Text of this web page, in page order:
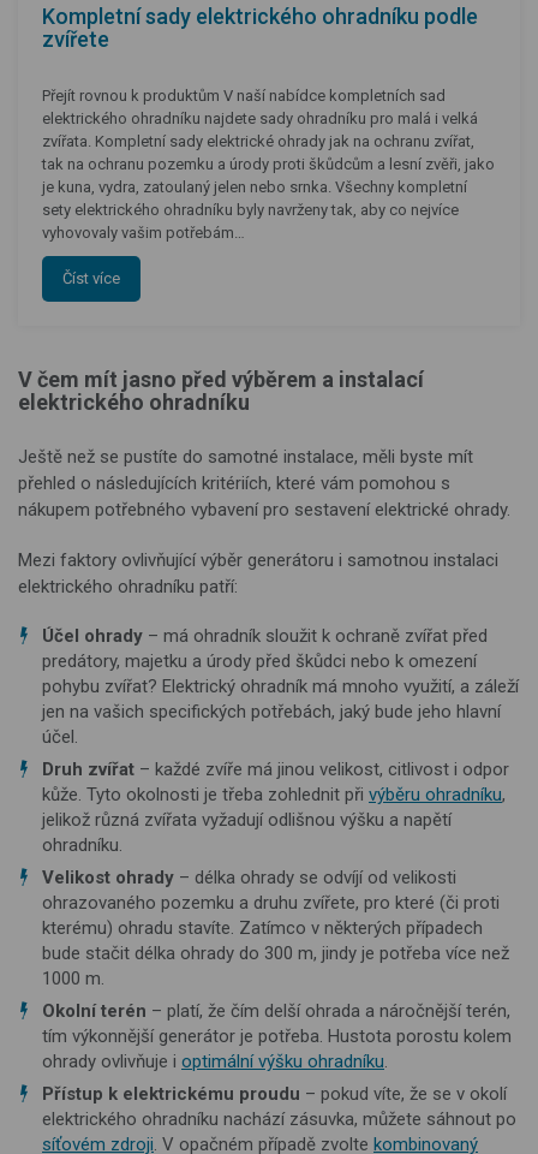
Kompletní sady elektrického ohradníku podle
zvířete
Přejít rovnou k produktům V naší nabídce kompletních sad
elektrického ohradníku najdete sady ohradníku pro malá i velká
zvířata. Kompletní sady elektrické ohrady jak na ochranu zvířat,
tak na ochranu pozemku a úrody proti škůdcům a lesní zvěři, jako
je kuna, vydra, zatoulaný jelen nebo srnka. Všechny kompletní
sety elektrického ohradníku byly navrženy tak, aby co nejvíce
vyhovovaly vašim potřebám…
Číst více
V čem mít jasno před výběrem a instalací
elektrického ohradníku
Ještě než se pustíte do samotné instalace, měli byste mít
přehled o následujících kritériích, které vám pomohou s
nákupem potřebného vybavení pro sestavení elektrické ohrady.
Mezi faktory ovlivňující výběr generátoru i samotnou instalaci
elektrického ohradníku patří:
Účel ohrady – má ohradník sloužit k ochraně zvířat před
predátory, majetku a úrody před škůdci nebo k omezení
pohybu zvířat? Elektrický ohradník má mnoho využití, a záleží
jen na vašich specifických potřebách, jaký bude jeho hlavní
účel.
Druh zvířat – každé zvíře má jinou velikost, citlivost i odpor
kůže. Tyto okolnosti je třeba zohlednit při výběru ohradníku,
jelikož různá zvířata vyžadují odlišnou výšku a napětí
ohradníku.
Velikost ohrady – délka ohrady se odvíjí od velikosti
ohrazovaného pozemku a druhu zvířete, pro které (či proti
kterému) ohradu stavíte. Zatímco v některých případech
bude stačit délka ohrady do 300 m, jindy je potřeba více než
1000 m.
Okolní terén – platí, že čím delší ohrada a náročnější terén,
tím výkonnější generátor je potřeba. Hustota porostu kolem
ohrady ovlivňuje i optimální výšku ohradníku.
Přístup k elektrickému proudu – pokud víte, že se v okolí
elektrického ohradníku nachází zásuvka, můžete sáhnout po
síťovém zdroji. V opačném případě zvolte kombinovaný